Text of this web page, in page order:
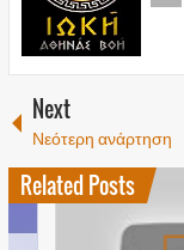
Next
Νεότερη ανάρτηση
Related Posts